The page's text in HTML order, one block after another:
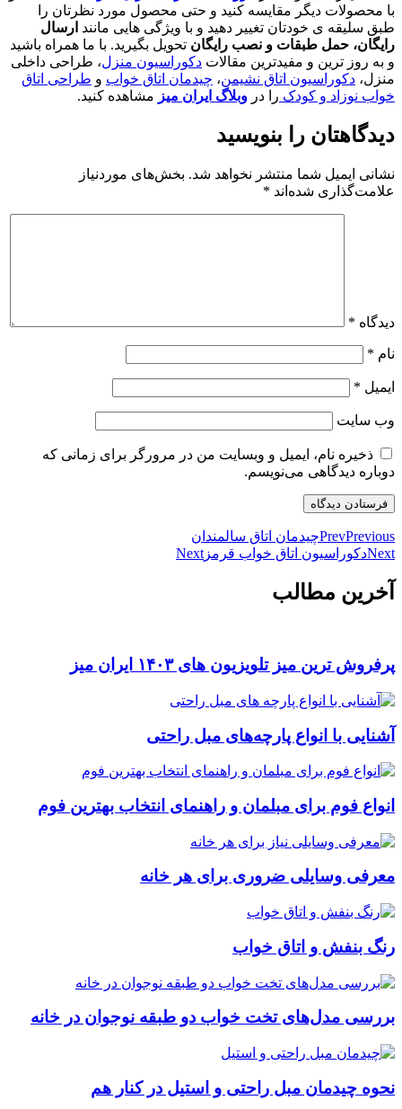
با محصولات دیگر مقایسه کنید و حتی محصول مورد نظرتان را
طبق سلیقه ی خودتان تغییر دهید و با ویژگی هایی مانند ارسال
رایگان، حمل طبقات و نصب رایگان تحویل بگیرید. با ما همراه باشید
و به روز ترین و مفیدترین مقالات دکوراسیون منزل، طراحی داخلی
منزل، دکوراسیون اتاق نشیمن، چیدمان اتاق خواب و طراحی اتاق
خواب نوزاد و کودک را در وبلاگ ایران میز مشاهده کنید.
دیدگاهتان را بنویسید
نشانی ایمیل شما منتشر نخواهد شد. بخش‌های موردنیاز
علامت‌گذاری شده‌اند *
دیدگاه *
نام *
ایمیل *
وب‌ سایت
ذخیره نام، ایمیل و وبسایت من در مرورگر برای زمانی که
دوباره دیدگاهی می‌نویسم.
PrevPrevious
چیدمان اتاق سالمندان
Nextدکوراسیون اتاق خواب قرمز Next
آخرین مطالب
پرفروش ترین میز تلویزیون های ۱۴۰۳ ایران میز
آشنایی با انواع پارچه‌های مبل راحتی
انواع فوم برای مبلمان و راهنمای انتخاب بهترین فوم
معرفی وسایلی ضروری برای هر خانه
رنگ بنفش و اتاق خواب
بررسی مدل‌های تخت خواب دو طبقه نوجوان در خانه
نحوه چیدمان مبل راحتی و استیل در کنار هم